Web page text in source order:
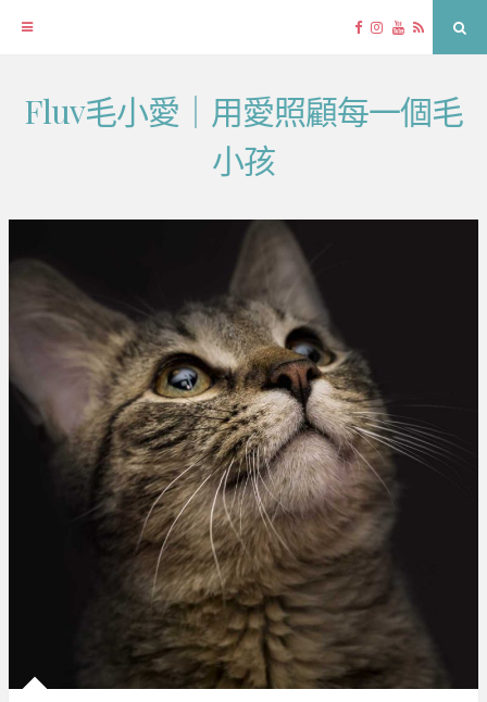
Skip
Facebook
Instagram
YouTube
RSS
Fluv毛小愛｜用愛照顧每一個毛
小孩